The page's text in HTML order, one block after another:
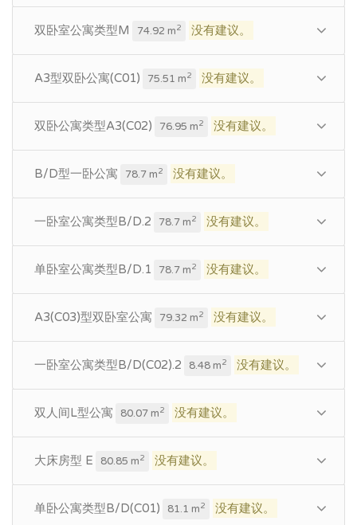
双卧室公寓类型M 74.92 m2 没有建议。
A3型双卧公寓(C01) 75.51 m2 没有建议。
双卧公寓类型A3(C02) 76.95 m2 没有建议。
B/D型一卧公寓 78.7 m2 没有建议。
一卧室公寓类型B/D.2 78.7 m2 没有建议。
单卧室公寓类型B/D.1 78.7 m2 没有建议。
A3(C03)型双卧室公寓 79.32 m2 没有建议。
一卧室公寓类型B/D(C02).2 8.48 m2 没有建议。
双人间L型公寓 80.07 m2 没有建议。
大床房型 E 80.85 m2 没有建议。
单卧公寓类型B/D(C01) 81.1 m2 没有建议。